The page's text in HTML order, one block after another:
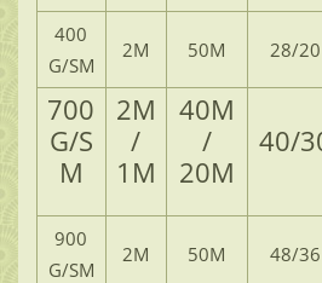
400
G/SM
2M 50M 28/20
700
G/S
M
2M
/
1M
40M
/
20M
40/
900
G/SM
2M 50M 48/36